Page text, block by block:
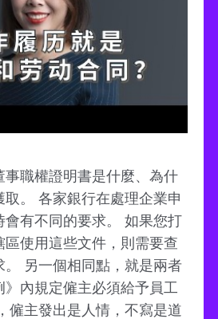
事職權證明書是什麼、為什
。 各家銀行在處理企業申
會有不同的要求。 如果您打
區使用這些文件，則需要查
。 另一個相同點，就是兩者
內規定僱主必須給予員工
僱主發出是人情，不寫是道